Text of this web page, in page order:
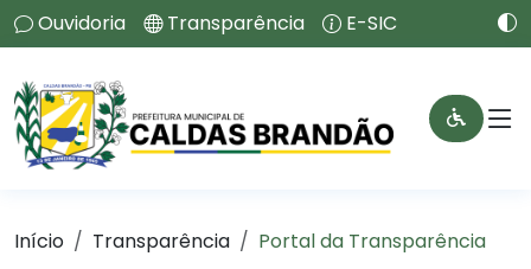
Ouvidoria Transparência E-SIC
Início Transparência Portal da Transparência